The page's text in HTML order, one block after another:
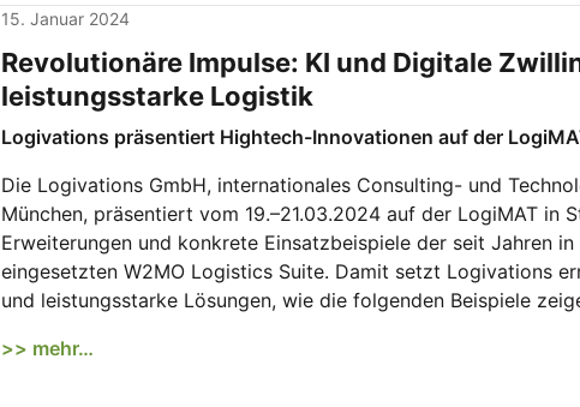
15. Januar 2024
Revolutionäre Impulse: KI und Digitale
leistungsstarke Logistik
Logivations präsentiert Hightech-Innovationen auf der
Die Logivations GmbH, internationales Consulting- und
München, präsentiert vom 19.–21.03.2024 auf der LogiMAT in
Erweiterungen und konkrete Einsatzbeispiele der seit Jahren
eingesetzten W2MO Logistics Suite. Damit setzt Logivations
und leistungsstarke Lösungen, wie die folgenden Beispiele
>> mehr…